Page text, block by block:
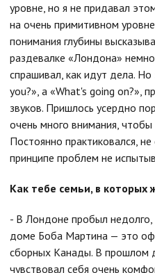
уровне, но я не придавал
на очень примитивном
понимания глубины
раздевалке «Лондона»
спрашивал, как идут дела.
you?», а «What's going on?»,
звуков. Пришлось усердно
очень много внимания,
Постоянно практиковался,
принципе проблем не
Как тебе семьи, в которых
- В Лондоне пробыл
доме Боба Мартина — это
сборных Канады. В прошлом
чувствовал себя очень